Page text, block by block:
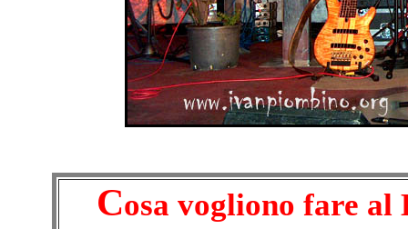
Cosa vogliono fare al